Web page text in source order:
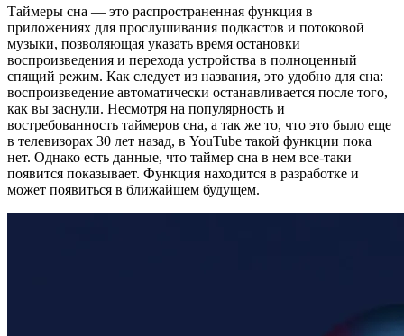
Таймеры сна — это распространенная функция в
приложениях для прослушивания подкастов и потоковой
музыки, позволяющая указать время остановки
воспроизведения и перехода устройства в полноценный
спящий режим. Как следует из названия, это удобно для сна:
воспроизведение автоматически останавливается после того,
как вы заснули. Несмотря на популярность и
востребованность таймеров сна, а так же то, что это было еще
в телевизорах 30 лет назад, в YouTube такой функции пока
нет. Однако есть данные, что таймер сна в нем все-таки
появится показывает. Функция находится в разработке и
может появиться в ближайшем будущем.